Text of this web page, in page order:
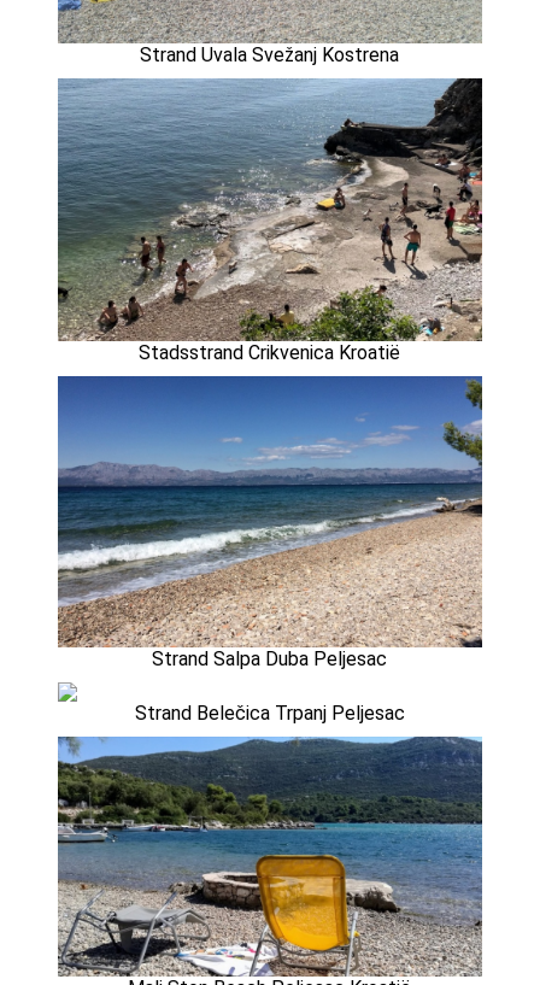
Strand Uvala Svežanj Kostrena
Stadsstrand Crikvenica Kroatië
Strand Salpa Duba Peljesac
Strand Belečica Trpanj Peljesac